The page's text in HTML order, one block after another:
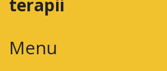
Menu